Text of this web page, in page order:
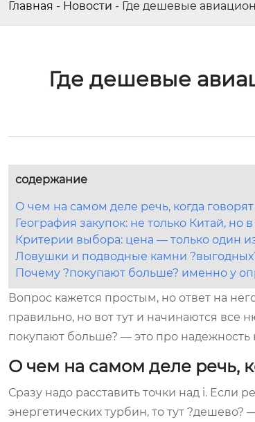
Главная - Новости - Где дешевые
Где дешевые
содержание
О чем на самом деле речь, когда
География закупок: не только Китай, но
Критерии выбора: цена — только один
Ловушки и подводные камни
Почему ?покупают больше? именно у
Вопрос кажется простым, но ответ на
правильно, но вот тут и начинаются все
покупают больше? — это про надежность
О чем на самом деле речь,
Сразу надо расставить точки над i. Если
энергетических турбин, то тут